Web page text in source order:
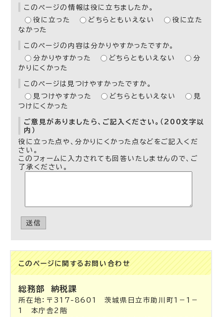
このページの情報は役に立ちましたか。
役に立った
どちらともいえない
役に立た
なかった
このページの内容は分かりやすかったですか。
分かりやすかった
どちらともいえない
分
かりにくかった
このページは見つけやすかったですか。
見つけやすかった
どちらともいえない
見
つけにくかった
ご意見がありましたら、ご記入ください。（200文字以
内）
役に立った点や、分かりにくかった点などをご記入くだ
さい。
このフォームに入力されても回答いたしませんので、ご
了承ください。
送信
このページに関する お問い合わせ
総務部 納税課
所在地：〒317-8601 茨城県日立市助川町1－1－
1 本庁舎2階